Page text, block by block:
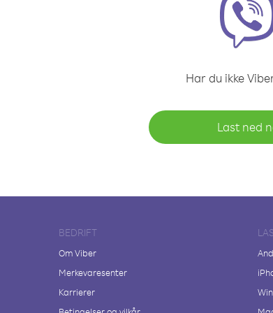
Har du ikke
Last ned
BEDRIFT
Om Viber
Merkevaresenter
Karrierer